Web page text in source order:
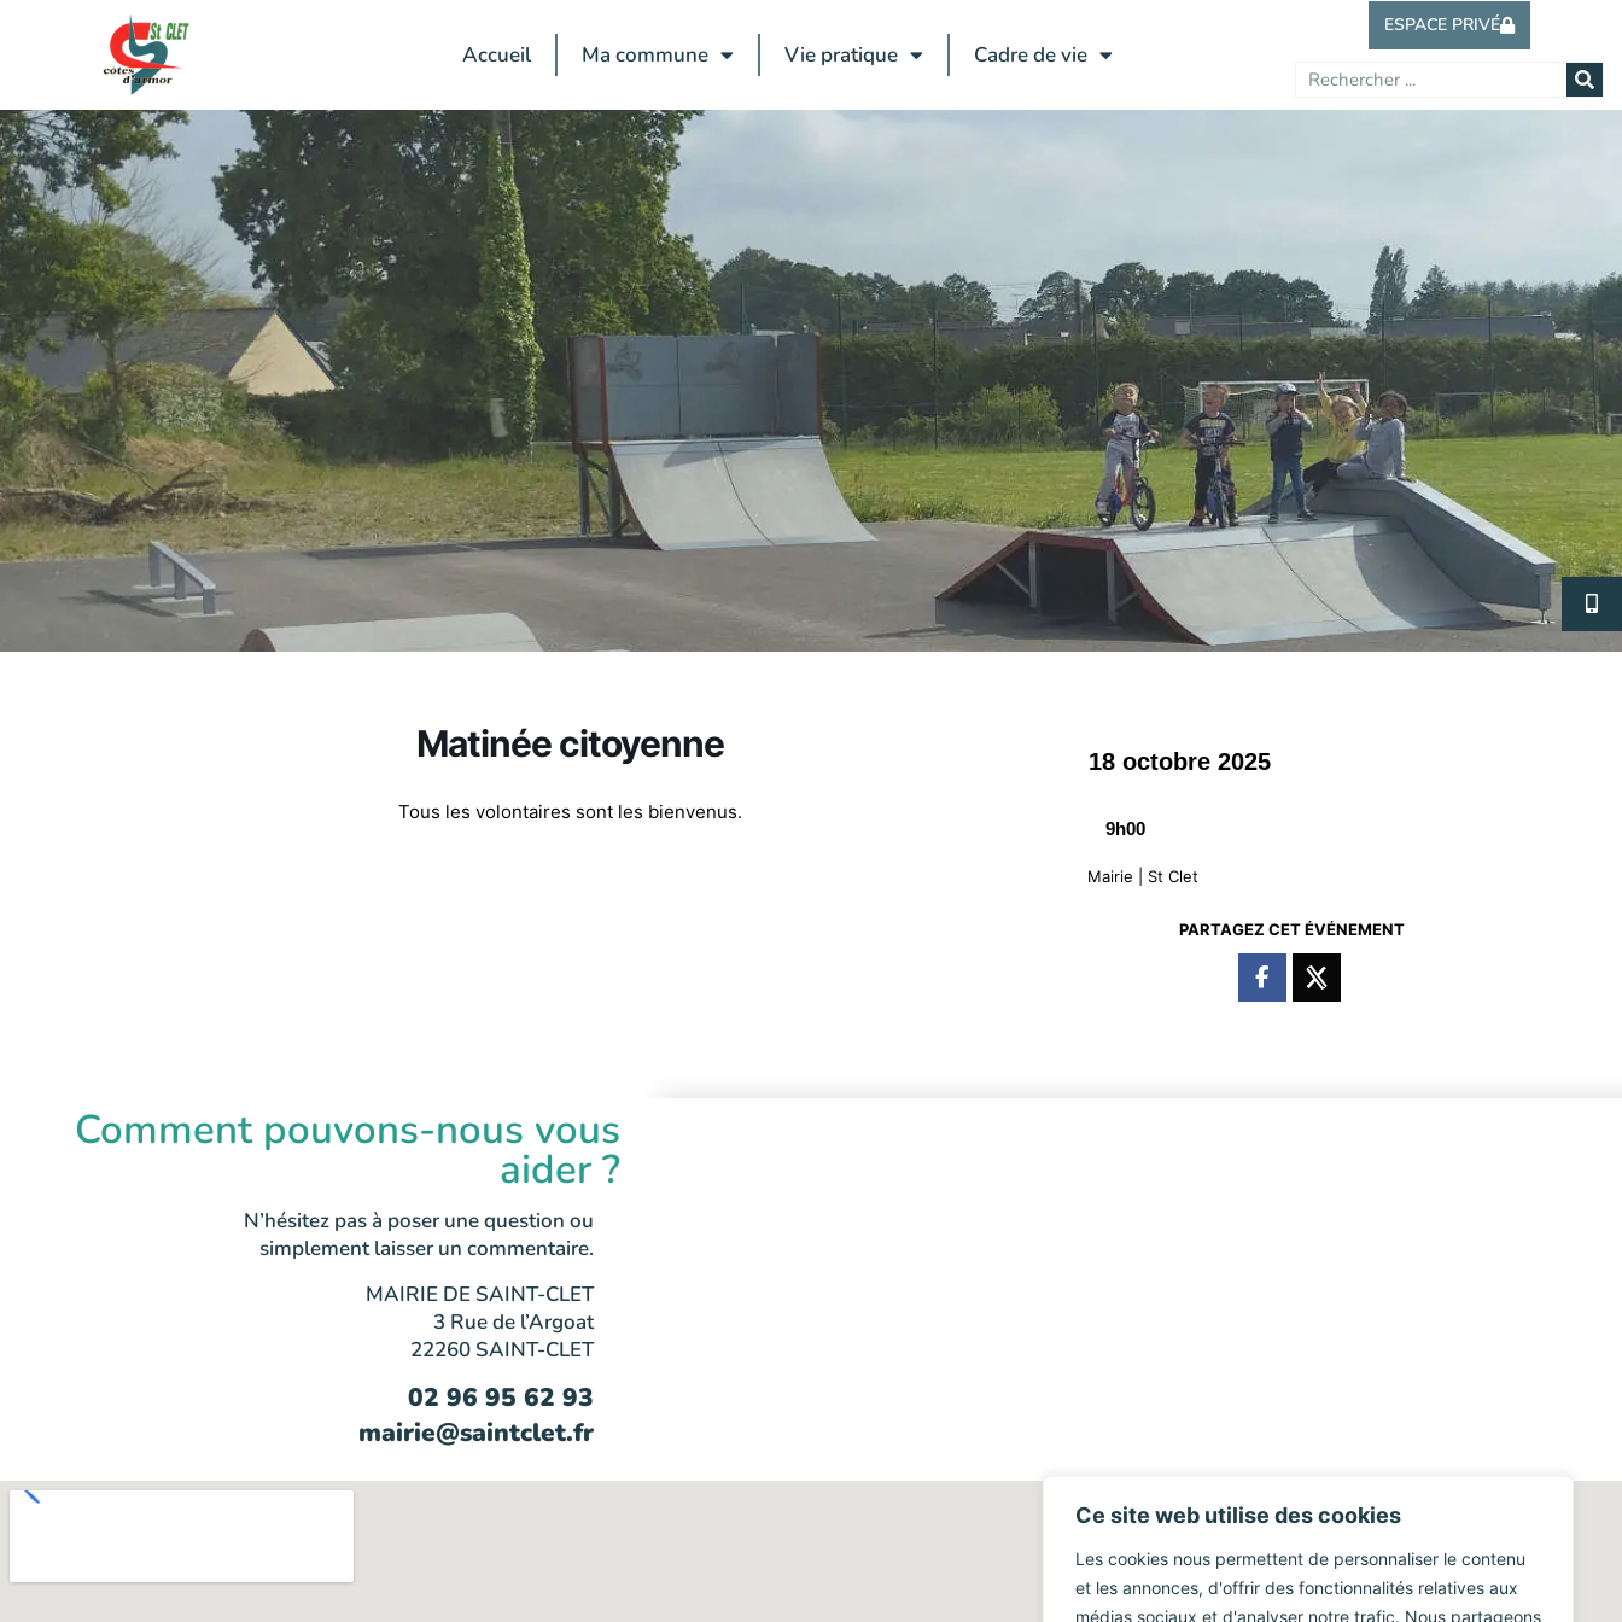
Ce site web utilise des cookies
Les cookies nous permettent de personnaliser le contenu
et les annonces, d'offrir des fonctionnalités relatives aux
médias sociaux et d'analyser notre trafic. Nous partageons
Accueil Ma commune Vie pratique Cadre de vie
ESPACE PRIVÉ
Matinée citoyenne
Tous les volontaires sont les bienvenus.
18 octobre 2025
9h00
Mairie | St Clet
PARTAGEZ CET ÉVÉNEMENT
Comment pouvons-nous vous
aider ?
N’hésitez pas à poser une question ou
simplement laisser un commentaire.
MAIRIE DE SAINT-CLET
3 Rue de l’Argoat
22260 SAINT-CLET
02 96 95 62 93
mairie@saintclet.fr